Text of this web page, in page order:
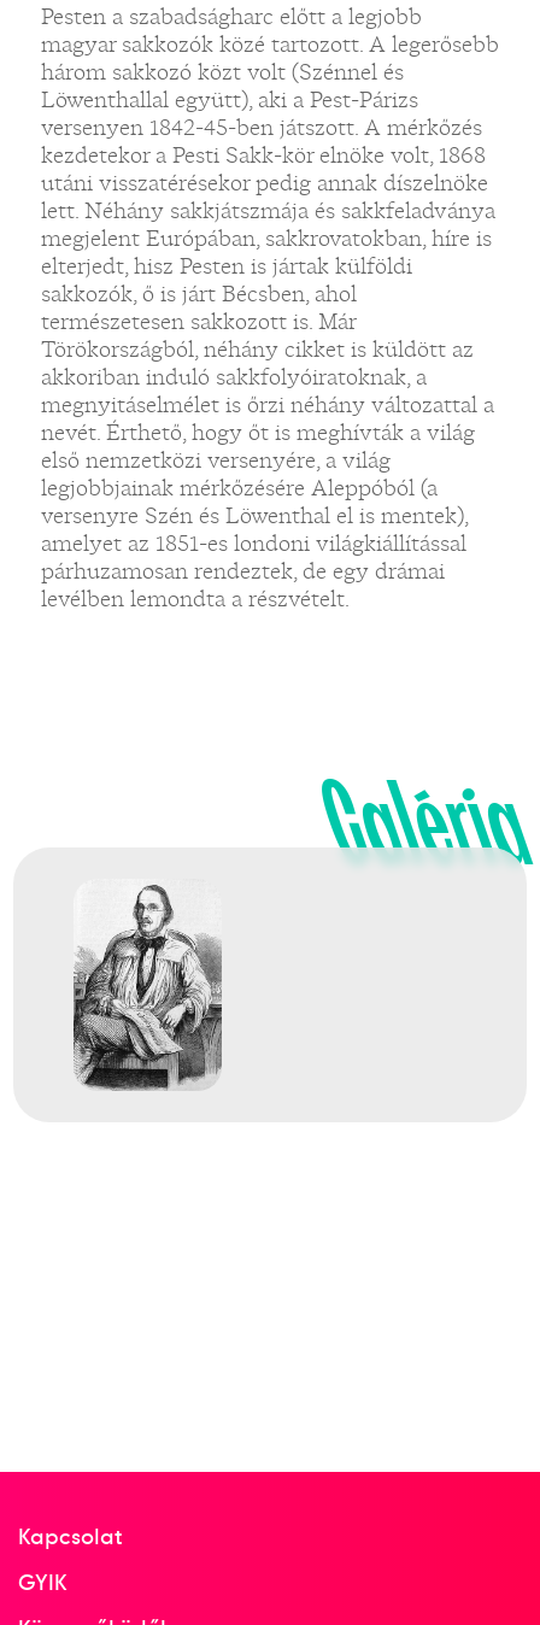
Pesten a szabadságharc előtt a legjobb
magyar sakkozók közé tartozott. A legerősebb
három sakkozó közt volt (Szénnel és
Löwenthallal együtt), aki a Pest-Párizs
versenyen 1842-45-ben játszott. A mérkőzés
kezdetekor a Pesti Sakk-kör elnöke volt, 1868
utáni visszatérésekor pedig annak díszelnöke
lett. Néhány sakkjátszmája és sakkfeladványa
megjelent Európában, sakkrovatokban, híre is
elterjedt, hisz Pesten is jártak külföldi
sakkozók, ő is járt Bécsben, ahol
természetesen sakkozott is. Már
Törökországból, néhány cikket is küldött az
akkoriban induló sakkfolyóiratoknak, a
megnyitáselmélet is őrzi néhány változattal a
nevét. Érthető, hogy őt is meghívták a világ
első nemzetközi versenyére, a világ
legjobbjainak mérkőzésére Aleppóból (a
versenyre Szén és Löwenthal el is mentek),
amelyet az 1851-es londoni világkiállítással
párhuzamosan rendeztek, de egy drámai
levélben lemondta a részvételt.
Galéria
Kapcsolat
GYIK